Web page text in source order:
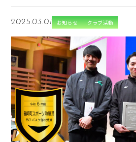
2025.03.01 お知らせ クラブ活動